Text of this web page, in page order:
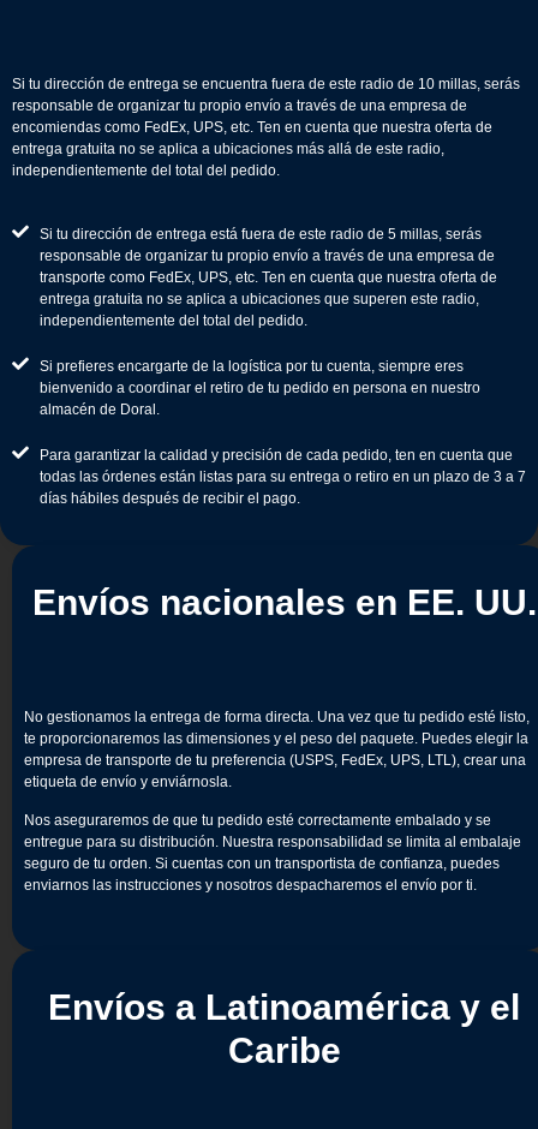
Si tu dirección de entrega se encuentra fuera de este radio de 10 millas, serás
responsable de organizar tu propio envío a través de una empresa de
encomiendas como FedEx, UPS, etc. Ten en cuenta que nuestra oferta de
entrega gratuita no se aplica a ubicaciones más allá de este radio,
independientemente del total del pedido.
Si tu dirección de entrega está fuera de este radio de 5 millas, serás
responsable de organizar tu propio envío a través de una empresa de
transporte como FedEx, UPS, etc. Ten en cuenta que nuestra oferta de
entrega gratuita no se aplica a ubicaciones que superen este radio,
independientemente del total del pedido.
Si prefieres encargarte de la logística por tu cuenta, siempre eres
bienvenido a coordinar el retiro de tu pedido en persona en nuestro
almacén de Doral.
Para garantizar la calidad y precisión de cada pedido, ten en cuenta que
todas las órdenes están listas para su entrega o retiro en un plazo de 3 a 7
días hábiles después de recibir el pago.
Envíos nacionales en EE. UU.
No gestionamos la entrega de forma directa. Una vez que tu pedido esté listo,
te proporcionaremos las dimensiones y el peso del paquete. Puedes elegir la
empresa de transporte de tu preferencia (USPS, FedEx, UPS, LTL), crear una
etiqueta de envío y enviárnosla.
Nos aseguraremos de que tu pedido esté correctamente embalado y se
entregue para su distribución. Nuestra responsabilidad se limita al embalaje
seguro de tu orden. Si cuentas con un transportista de confianza, puedes
enviarnos las instrucciones y nosotros despacharemos el envío por ti.
Envíos a Latinoamérica y el
Caribe